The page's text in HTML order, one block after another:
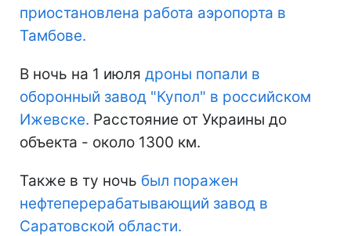
приостановлена работа аэропорта в
Тамбове.
В ночь на 1 июля дроны попали в
оборонный завод "Купол" в российском
Ижевске. Расстояние от Украины до
объекта - около 1300 км.
Также в ту ночь был поражен
нефтеперерабатывающий завод в
Саратовской области.